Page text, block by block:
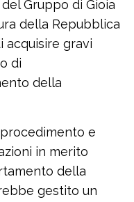
Gruppo di Gioia
della Repubblica
acquisire gravi
di
della
e
in merito
della
gestito un